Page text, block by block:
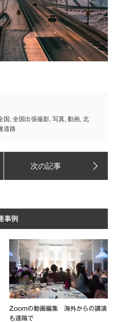
国 , 全国出張撮影, 写真, 動画, 北
道路
事例
Zoomの動画編集 海外からの講演
も遠隔で